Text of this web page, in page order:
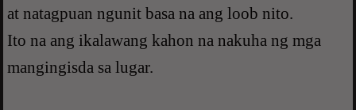
at natagpuan ngunit basa na ang loob nito.
Ito na ang ikalawang kahon na nakuha ng mga
mangingisda sa lugar.